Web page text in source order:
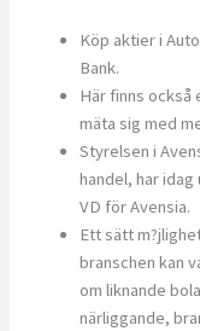
Köp aktier i
Bank.
Här finns också
mäta sig med
Styrelsen i
handel, har
VD för Avensia.
Ett sätt
branschen kan
om liknande
närliggande,